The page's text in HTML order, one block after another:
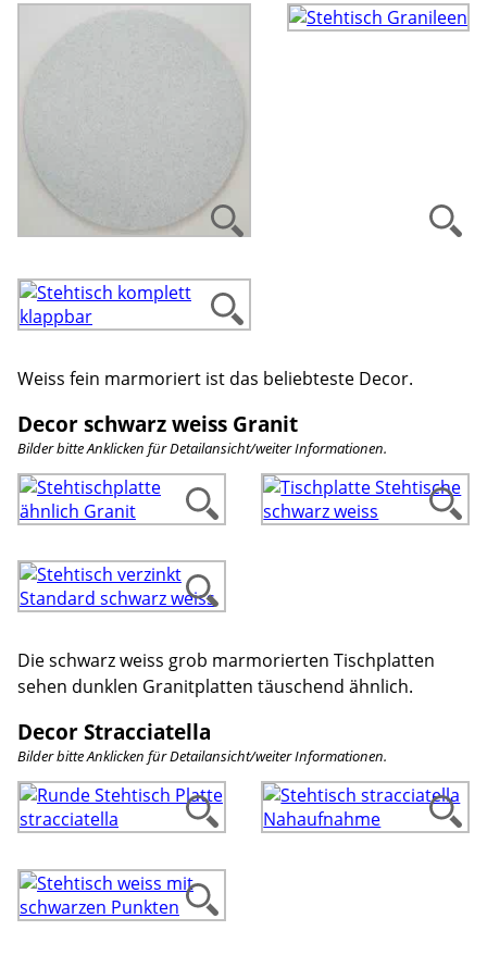
Weiss fein marmoriert ist das beliebteste Decor.
Decor schwarz weiss Granit
Bilder bitte Anklicken für Detailansicht/weiter Informationen.
Die schwarz weiss grob marmorierten Tischplatten
sehen dunklen Granitplatten täuschend ähnlich.
Decor Stracciatella
Bilder bitte Anklicken für Detailansicht/weiter Informationen.